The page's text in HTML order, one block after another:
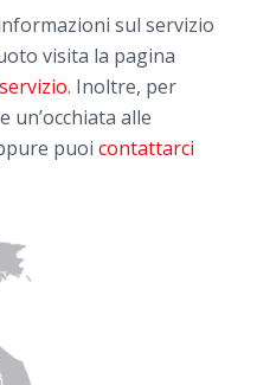
sul servizio
visita la pagina
. Inoltre, per
un’occhiata alle
puoi contattarci